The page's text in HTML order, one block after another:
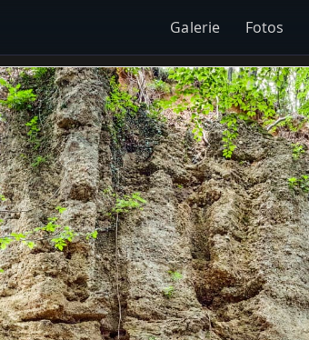
Galerie Fotos